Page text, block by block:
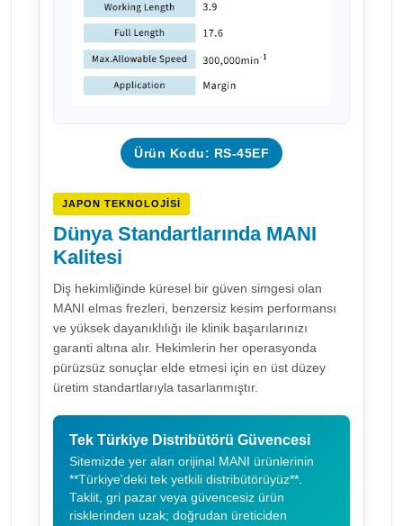
Ürün Kodu: RS-45EF
JAPON TEKNOLOJISI
Dünya Standartlarında MANI
Kalitesi
Diş hekimliğinde küresel bir güven simgesi olan
MANI elmas frezleri, benzersiz kesim performansı
ve yüksek dayanıklılığı ile klinik başarılarınızı
garanti altına alır. Hekimlerin her operasyonda
pürüzsüz sonuçlar elde etmesi için en üst düzey
üretim standartlarıyla tasarlanmıştır.
Tek Türkiye Distribütörü Güvencesi
Sitemizde yer alan orijinal MANI ürünlerinin
**Türkiye'deki tek yetkili distribütörüyüz**.
Taklit, gri pazar veya güvencesiz ürün
risklerinden uzak; doğrudan üreticiden